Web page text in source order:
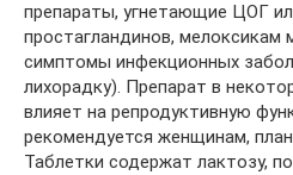
препараты, угнетающие ЦОГ
простагландинов, мелоксикам
симптомы инфекционных
лихорадку). Препарат в
влияет на репродуктивную
рекомендуется женщинам,
Таблетки содержат лактозу,